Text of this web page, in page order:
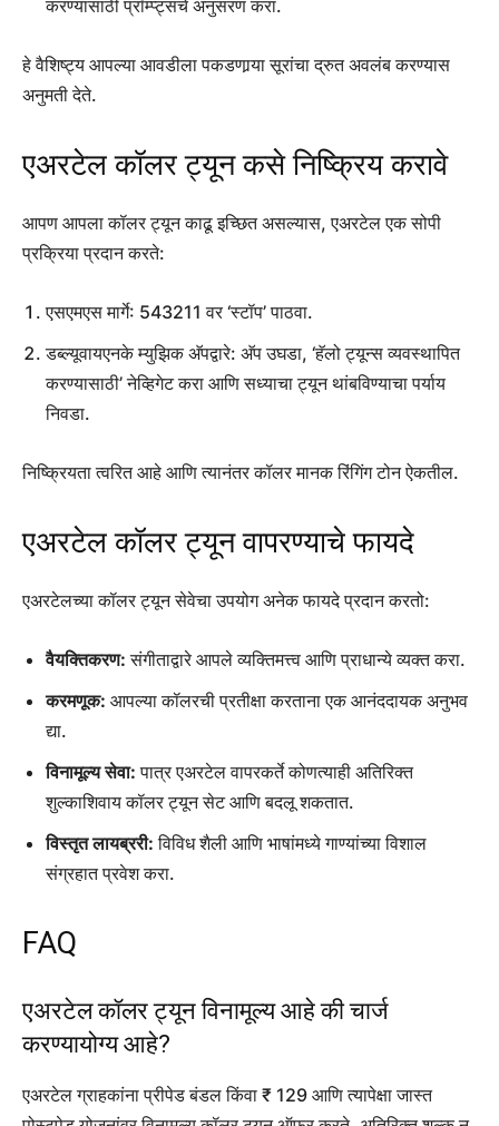
करण्यासाठी प्रॉम्प्ट्सचे अनुसरण करा.
हे वैशिष्ट्य आपल्या आवडीला पकडणार्‍या सूरांचा द्रुत अवलंब करण्यास
अनुमती देते.
एअरटेल कॉलर ट्यून कसे निष्क्रिय करावे
आपण आपला कॉलर ट्यून काढू इच्छित असल्यास, एअरटेल एक सोपी
प्रक्रिया प्रदान करते:
एसएमएस मार्गे: 543211 वर ‘स्टॉप’ पाठवा.
डब्ल्यूवायएनके म्युझिक अ‍ॅपद्वारे: अ‍ॅप उघडा, ‘हॅलो ट्यून्स व्यवस्थापित
करण्यासाठी’ नेव्हिगेट करा आणि सध्याचा ट्यून थांबविण्याचा पर्याय
निवडा.
निष्क्रियता त्वरित आहे आणि त्यानंतर कॉलर मानक रिंगिंग टोन ऐकतील.
एअरटेल कॉलर ट्यून वापरण्याचे फायदे
एअरटेलच्या कॉलर ट्यून सेवेचा उपयोग अनेक फायदे प्रदान करतो:
वैयक्तिकरण: संगीताद्वारे आपले व्यक्तिमत्त्व आणि प्राधान्ये व्यक्त करा.
करमणूक: आपल्या कॉलरची प्रतीक्षा करताना एक आनंददायक अनुभव
द्या.
विनामूल्य सेवा:पात्र एअरटेल वापरकर्ते कोणत्याही अतिरिक्त
शुल्काशिवाय कॉलर ट्यून सेट आणि बदलू शकतात.
विस्तृत लायब्ररी:विविध शैली आणि भाषांमध्ये गाण्यांच्या विशाल
संग्रहात प्रवेश करा.
FAQ
एअरटेल कॉलर ट्यून विनामूल्य आहे की चार्ज
करण्यायोग्य आहे?
एअरटेल ग्राहकांना प्रीपेड बंडल किंवा ₹ 129 आणि त्यापेक्षा जास्त